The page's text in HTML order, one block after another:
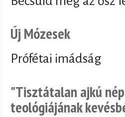
Új Mózesek
Prófétai imádság
"Tisztátalan ajkú
teológiájának